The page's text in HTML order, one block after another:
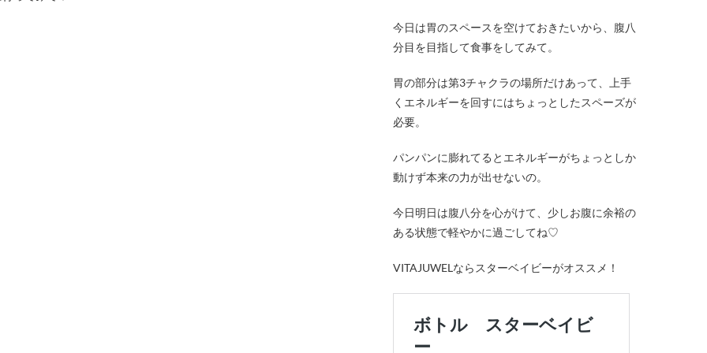
今日は胃のスペースを空けておきたいから、腹八
分目を目指して食事をしてみて。
胃の部分は第3チャクラの場所だけあって、上手
くエネルギーを回すにはちょっとしたスペーズが
必要。
パンパンに膨れてるとエネルギーがちょっとしか
動けず本来の力が出せないの。
今日明日は腹八分を心がけて、少しお腹に余裕の
ある状態で軽やかに過ごしてね♡
VITAJUWELならスターベイビーがオススメ！